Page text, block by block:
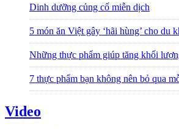
Dinh dưỡng củng cố miễn dịch
5 món ăn Việt gây ‘hãi hùng’ cho du
Những thực phẩm giúp tăng khối
7 thực phẩm bạn không nên bỏ qua
Video